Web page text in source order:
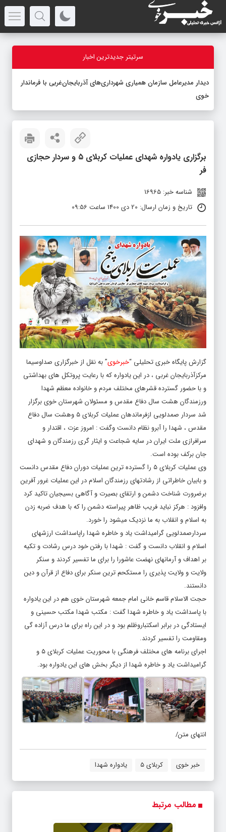
سرتیتر جدیدترین اخبار
دیدار مدیرعامل سازمان همیاری شهرداری‌های آذربایجان‌غربی با فرماندار
خوی
برگزاری یادواره شهدای عملیات کربلای ۵ و سردار حجازی
فر
شناسه خبر: 16965
تاریخ و زمان ارسال: 20 دی 1400 ساعت 09:56
گزارش پایگاه خبری تحلیلی “خبرخوی” به نقل از خبرگزاری صداوسیما
مرکزآذربایجان غربی ، در این یادواره که با رعایت پروتکل های بهداشتی
و با حضور گسترده قشرهای مختلف مردم و خانواده معظم شهدا
ورزمندگان هشت سال دفاع مقدس و مسئولان شهرستان خوی برگزار
شد سردار صمدلویی ازفرماندهان عملیات کربلای ۵ وهشت سال دفاع
مقدس ، شهدا را آبرو نظام دانست وگفت : امروز عزت ، اقتدار و
سرافرازی ملت ایران در سایه شجاعت و ایثار گری رزمندگان و شهدای
جان برکف بوده است.
وی عملیات کربلای ۵ را گسترده ترین عملیات دوران دفاع مقدس دانست
و بابیان خاطراتی از رشادتهای رزمندگان اسلام در این عملیات غرور آفرین
برضرورت شناخت دشمن و ارتقای بصیرت و آگاهی بسیجیان تاکید کرد
وافزود : هرکز نباید فریب ظاهر پیراسته دشمن را که با هدف ضربه زدن
به اسلام و انقلاب به ما نزدیک میشود را خورد.
سردارصمدلویی گرامیداشت یاد و خاطره شهدا راپاسداشت ارزشهای
اسلام و انقلاب دانست و گفت : شهدا با رفتن خود درس رشادت و تکیه
بر اهداف و آرمانهای نهضت عاشورا را برای ما تفسیر کردند و سنکر
ولایت و ولایت پذیری را مستکحم ترین سنکر برای دفاع از قرآن و دین
دانستند.
حجت الاسلام قاسم خانی امام جمعه شهرستان خوی هم در این یادواره
با پاسداشت یاد و خاطره شهدا گفت : مکتب شهدا مکتب حسینی و
ایستادگی در برابر اسکتباروظلم بود و در این راه برای ما درس آزاده گی
ومقاومت را تفسیر کردند.
اجرای برنامه های مختلف فرهنگی با محوریت عملیات کربلای ۵ و
گرامیداشت یاد و خاطره شهدا از دیگر بخش های این یادواره بود.
انتهای متن/
خبر خوی کربلای ۵ یادواره شهدا
مطالب مرتبط